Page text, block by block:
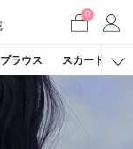
0
ブラウス スカート